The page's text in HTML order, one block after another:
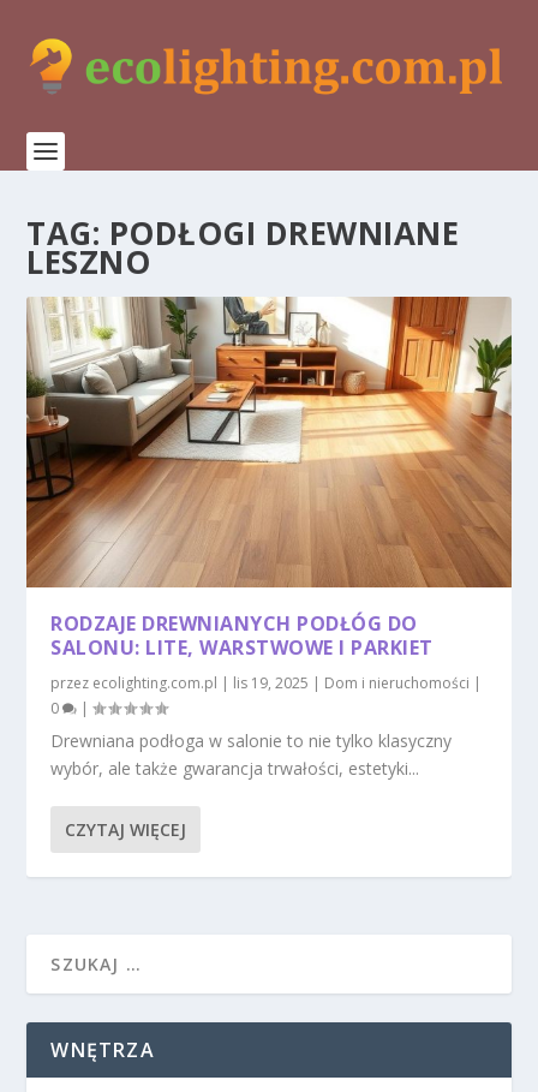
TAG: PODŁOGI DREWNIANE
LESZNO
RODZAJE DREWNIANYCH PODŁÓG DO
SALONU: LITE, WARSTWOWE I PARKIET
przez ecolighting.com.pl | lis 19, 2025 | Dom i nieruchomości |
0
|
Drewniana podłoga w salonie to nie tylko klasyczny
wybór, ale także gwarancja trwałości, estetyki...
CZYTAJ WIĘCEJ
WNĘTRZA